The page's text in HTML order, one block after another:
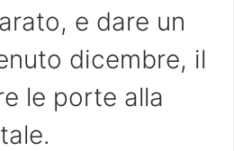
e dare un
dicembre, il
le porte alla